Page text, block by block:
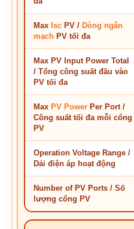
Max IscPV / Dòng ngắn
mạchPV tối đa
Max PV Input Power Total
/ Tổng công suất đầu vào
PV tối đa
Max PV PowerPer Port /
Công suất tối đa mỗi cổng
PV
Operation Voltage Range /
Dải điện áp hoạt động
Number of PV Ports / Số
lượng cổng PV